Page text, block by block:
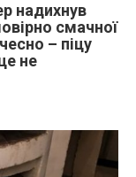
надихнув
смачної
– піцу
не